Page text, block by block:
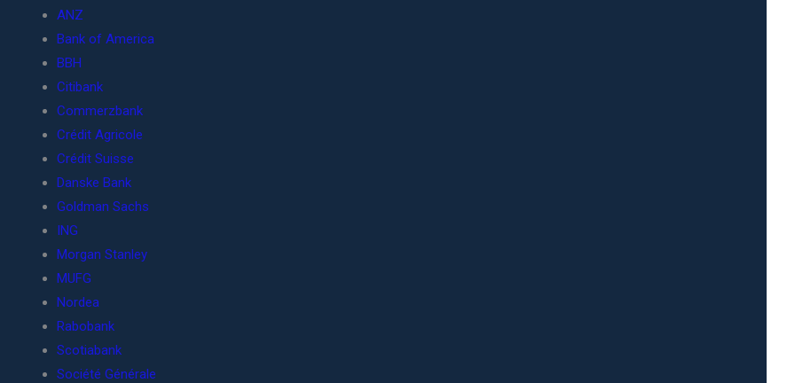
ANZ
Bank of America
BBH
Citibank
Commerzbank
Crédit Agricole
Crédit Suisse
Danske Bank
Goldman Sachs
ING
Morgan Stanley
MUFG
Nordea
Rabobank
Scotiabank
Société Générale